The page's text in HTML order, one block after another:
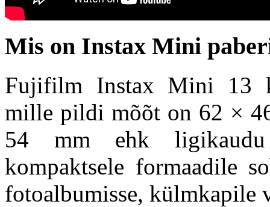
Mis on Instax Mini
Fujifilm Instax Mini 13
mille pildi mõõt on 62 ×
54 mm ehk ligikaudu
kompaktsele formaadile
fotoalbumisse, külmkapile